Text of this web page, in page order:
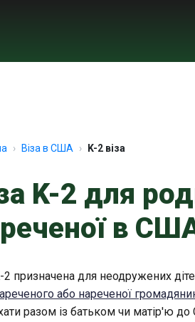
Віза в США K-2 віза
K-2 для
в
2 призначена для неодружених
або нареченої
разом із батьком чи матір'ю